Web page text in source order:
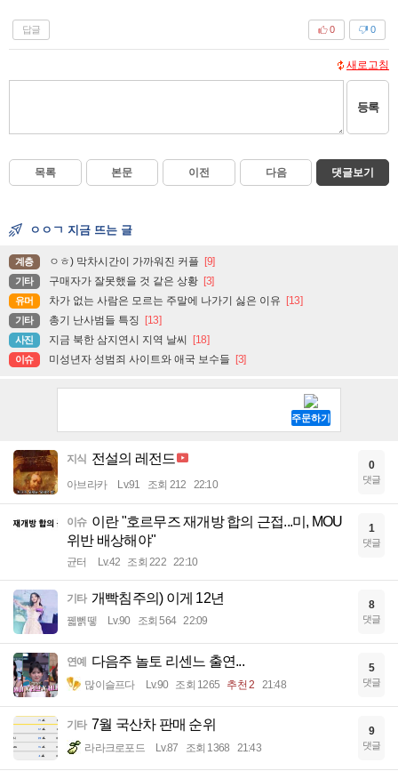
답글 0
0
새로고침
등록
목록 본문 이전 다음 댓글보기
ㅇㅇㄱ 지금 뜨는 글
계층 ㅇㅎ) 막차시간이 가까워진 커플 [9]
기타 구매자가 잘못했을 것 같은 상황 [3]
유머 차가 없는 사람은 모르는 주말에 나가기 싫은 이유 [13]
기타 총기 난사범들 특징 [13]
사진 지금 북한 삼지연시 지역 날씨 [18]
이슈 미성년자 성범죄 사이트와 애국 보수들 [3]
지식 전설의 레전드
아브라카 Lv.91 조회 212 22:10
0
댓글
이슈 이란 "호르무즈 재개방 합의 근접...미, MOU
위반 배상해야"
균터 Lv.42 조회 222 22:10
1
댓글
기타 개빡침주의) 이게 12년
꿻뻵뗗 Lv.90 조회 564 22:09
8
댓글
연예 다음주 놀토 리센느 출연...
많이슬프다 Lv.90 조회 1265 추천 2 21:48
5
댓글
기타 7월 국산차 판매 순위
라라크로포드 Lv.87 조회 1368 21:43
9
댓글